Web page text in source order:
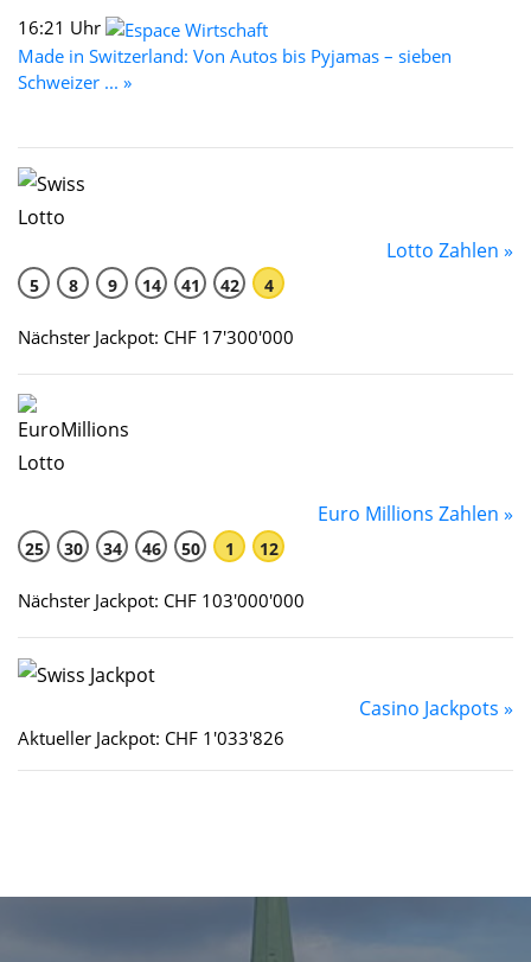
16:21 Uhr
Made in Switzerland: Von Autos bis Pyjamas – sieben
Schweizer ... »
Lotto Zahlen »
5 8 9 14 41 42 4
Nächster Jackpot: CHF 17'300'000
Euro Millions Zahlen »
25 30 34 46 50 1 12
Nächster Jackpot: CHF 103'000'000
Casino Jackpots »
Aktueller Jackpot: CHF 1'033'826